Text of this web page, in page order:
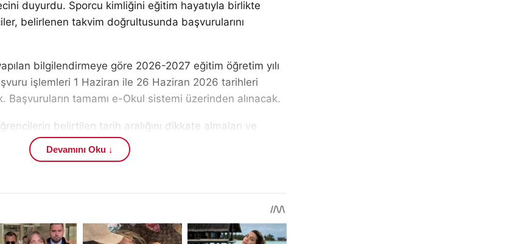
duyurdu. Sporcu kimliğini eğitim hayatıyla birlikte
belirlenen takvim doğrultusunda başvurularını
bilgilendirmeye göre 2026-2027 eğitim öğretim yılı
işlemleri 1 Haziran ile 26 Haziran 2026 tarihleri
Başvuruların tamamı e-Okul sistemi üzerinden alınacak.
belirtilen tarih aralığını dikkate almaları ve
gerekiyor. Eğitim hayatını sporla birlikte
için bu süreç büyük önem taşıyor.
gelişmeleri takip eden öğrenciler ve veliler
eğitim haberleri içeriklerinden de güncel
Devamını Oku ↓